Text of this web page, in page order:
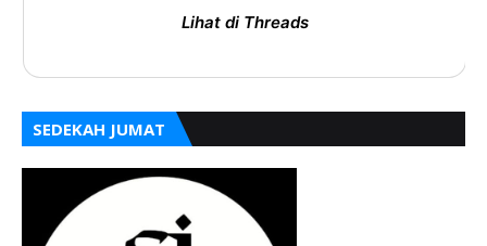
Lihat di Threads
SEDEKAH JUMAT